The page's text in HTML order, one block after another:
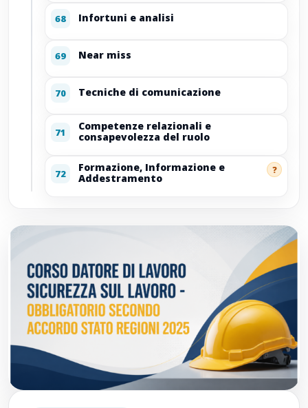
68 Infortuni e analisi
69 Near miss
70 Tecniche di comunicazione
71
Competenze relazionali e
consapevolezza del ruolo
72
Formazione, Informazione e
Addestramento
?